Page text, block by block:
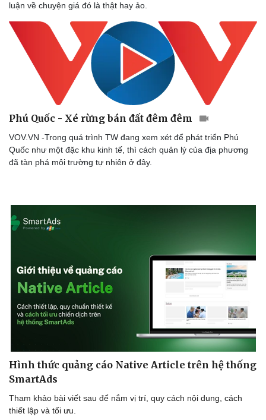
Thể thao
Bóng đá
Lịch thi đấu bóng đá
Thế giới thể thao
Ô tô
Xe máy
luận về chuyện giá đó là thật hay ảo.
Phú Quốc - Xé rừng bán đất đêm đêm
VOV.VN -Trong quá trình TW đang xem xét để phát triển Phú
Quốc như một đặc khu kinh tế, thì cách quản lý của địa phương
đã tàn phá môi trường tự nhiên ở đây.
Hình thức quảng cáo Native Article trên hệ thống
SmartAds
Tham khảo bài viết sau để nắm vị trí, quy cách nội dung, cách
thiết lập và tối ưu.